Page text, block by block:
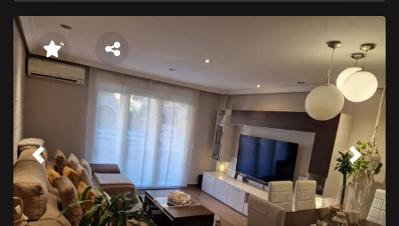
Previous Next